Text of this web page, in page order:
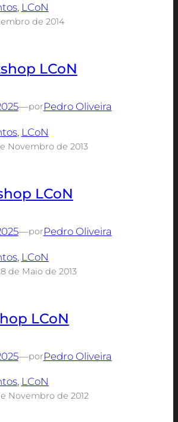
, LCoN
de 2014
LCoN
—porPedro Oliveira
, LCoN
Novembro de 2013
LCoN
—porPedro Oliveira
, LCoN
de Maio de 2013
LCoN
—porPedro Oliveira
, LCoN
Novembro de 2012